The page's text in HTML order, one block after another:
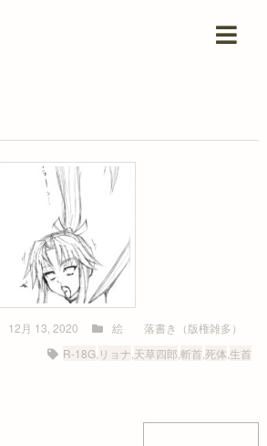
12月 13, 2020 絵
落書き（版権雑多）
R-18G リョナ 天草四郎 ,斬首 ,死体 ,生首